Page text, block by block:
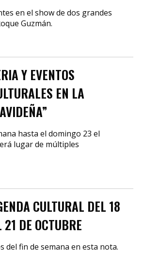
en el show de dos grandes
Guzmán.
Y EVENTOS
EN LA
hasta el domingo 23 el
lugar de múltiples
CULTURAL DEL 18
21 DE OCTUBRE
del fin de semana en esta nota.